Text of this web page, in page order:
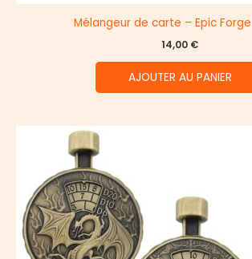
Mélangeur de carte – Epic
14,00 €
AJOUTER AU PANIER